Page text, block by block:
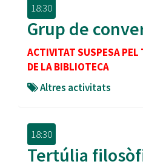
18:30
Grup de
ACTIVITAT SUSPESA
DE LA BIBLIOTECA
Altres activitats
18:30
Tertúlia